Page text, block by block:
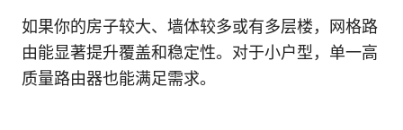
如果你的房子较大、墙体较多或有多层楼，网格路
由能显著提升覆盖和稳定性。对于小户型，单一高
质量路由器也能满足需求。